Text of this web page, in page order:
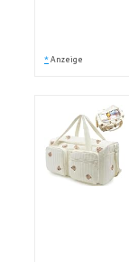
* Anzeige